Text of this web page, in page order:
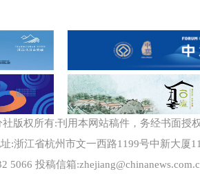
版权所有:刊用本网站稿件，务经书面授
:浙江省杭州市文一西路1199号中新大厦
5066 投稿信箱